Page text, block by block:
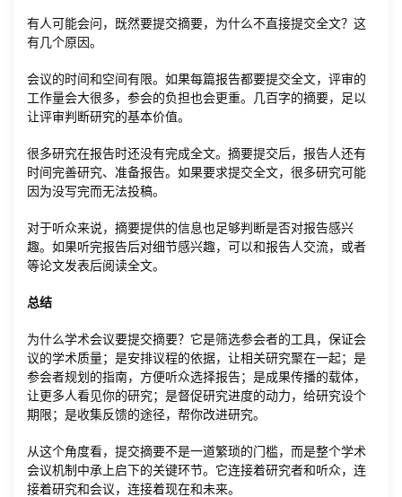
有人可能会问，既然要提交摘要，为什么不直接提交全文？这
有几个原因。
会议的时间和空间有限。如果每篇报告都要提交全文，评审的
工作量会大很多，参会的负担也会更重。几百字的摘要，足以
让评审判断研究的基本价值。
很多研究在报告时还没有完成全文。摘要提交后，报告人还有
时间完善研究、准备报告。如果要求提交全文，很多研究可能
因为没写完而无法投稿。
对于听众来说，摘要提供的信息也足够判断是否对报告感兴
趣。如果听完报告后对细节感兴趣，可以和报告人交流，或者
等论文发表后阅读全文。
总结
为什么学术会议要提交摘要？它是筛选参会者的工具，保证会
议的学术质量；是安排议程的依据，让相关研究聚在一起；是
参会者规划的指南，方便听众选择报告；是成果传播的载体，
让更多人看见你的研究；是督促研究进度的动力，给研究设个
期限；是收集反馈的途径，帮你改进研究。
从这个角度看，提交摘要不是一道繁琐的门槛，而是整个学术
会议机制中承上启下的关键环节。它连接着研究者和听众，连
接着研究和会议，连接着现在和未来。